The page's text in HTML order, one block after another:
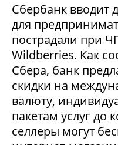
Сбербанк вводит
для
пострадали при
Wildberries. Как
Сбера, банк
скидки на
валюту,
пакетам услуг до
селлеры могут